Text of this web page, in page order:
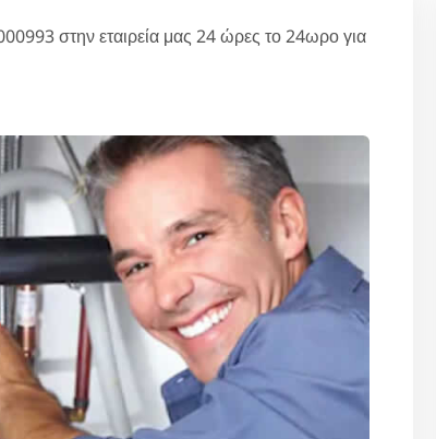
στην εταιρεία μας 24 ώρες το 24ωρο για